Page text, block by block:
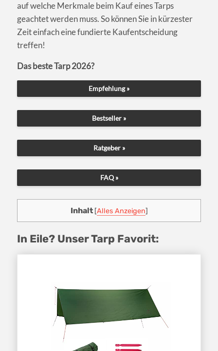
auf welche Merkmale beim Kauf eines Tarps
geachtet werden muss. So können Sie in kürzester
Zeit einfach eine fundierte Kaufentscheidung
treffen!
Das beste Tarp 2026?
Empfehlung »
Bestseller »
Ratgeber »
FAQ »
Inhalt [Alles Anzeigen]
In Eile? Unser Tarp Favorit: